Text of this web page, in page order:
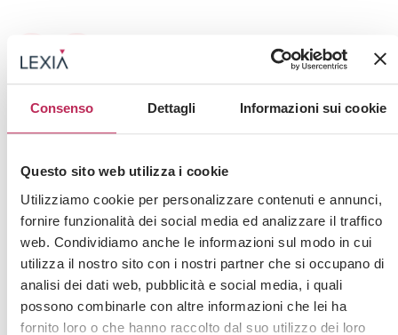
Consenso Dettagli Informazioni sui cookie
Questo sito web utilizza i cookie
Utilizziamo cookie per personalizzare contenuti e annunci,
fornire funzionalità dei social media ed analizzare il traffico
web. Condividiamo anche le informazioni sul modo in cui
utilizza il nostro sito con i nostri partner che si occupano di
analisi dei dati web, pubblicità e social media, i quali
possono combinarle con altre informazioni che lei ha
fornito loro o che hanno raccolto dal suo utilizzo dei loro
Consulta i nostri professionisti
Chiamaci ora
(+39) 02 3663 8610